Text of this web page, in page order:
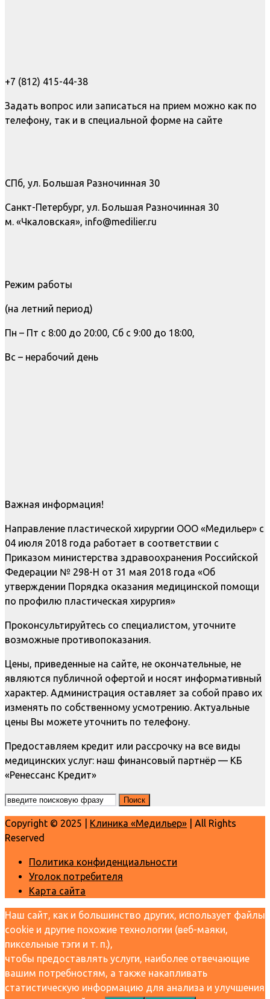
+7 (812) 415-44-38
Задать вопрос или записаться на прием можно как по
телефону, так и в специальной форме на сайте
СПб, ул. Большая Разночинная 30
Санкт-Петербург, ул. Большая Разночинная 30
м. «Чкаловская», info@medilier.ru
Режим работы
(на летний период)
Пн – Пт с 8:00 до 20:00, Сб с 9:00 до 18:00,
Вс – нерабочий день
Важная информация!
Направление пластической хирургии ООО «Медильер» с
04 июля 2018 года работает в соответствии с
Приказом министерства здравоохранения Российской
Федерации № 298-Н от 31 мая 2018 года «Об
утверждении Порядка оказания медицинской помощи
по профилю пластическая хирургия»
Проконсультируйтесь со специалистом, уточните
возможные противопоказания.
Цены, приведенные на сайте, не окончательные, не
являются публичной офертой и носят информативный
характер. Администрация оставляет за собой право их
изменять по собственному усмотрению. Актуальные
цены Вы можете уточнить по телефону.
Предоставляем кредит или рассрочку на все виды
медицинских услуг: наш финансовый партнёр — КБ
«Ренессанс Кредит»
Copyright © 2025 | Клиника «Медильер» | All Rights
Reserved
Политика конфиденциальности
Уголок потребителя
Карта сайта
Наш сайт, как и большинство других, использует файлы
cookie и другие похожие технологии (веб-маяки,
пиксельные тэги и т. п.),
чтобы предоставлять услуги, наиболее отвечающие
вашим потребностям, а также накапливать
статистическую информацию для анализа и улучшения